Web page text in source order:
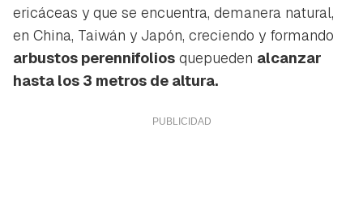
ericáceas y que se encuentra, demanera natural,
en China, Taiwán y Japón, creciendo y formando
arbustos perennifolios quepueden alcanzar
hasta los 3 metros de altura.